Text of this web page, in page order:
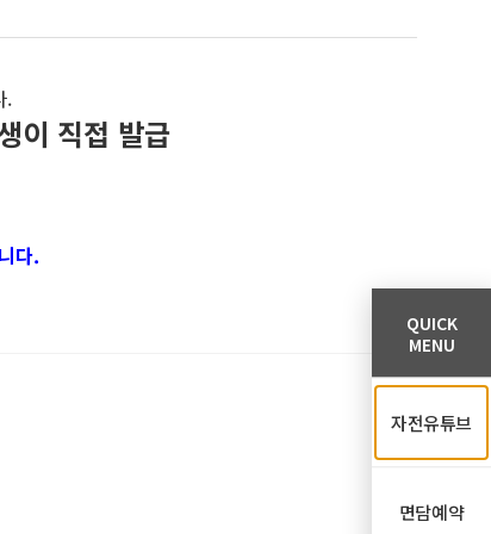
.
이 직접 발급
다.
QUICK
MENU
자전유튜브
면담예약